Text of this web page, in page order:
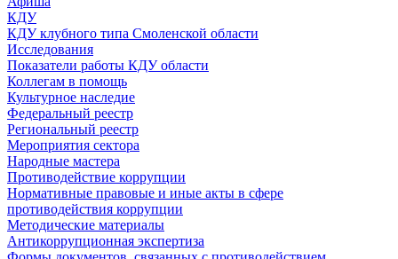
КДУ
КДУ клубного типа Смоленской области
Исследования
Показатели работы КДУ области
Коллегам в помощь
Культурное наследие
Федеральный реестр
Региональный реестр
Мероприятия сектора
Народные мастера
Противодействие коррупции
Нормативные правовые и иные акты в сфере
противодействия коррупции
Методические материалы
Антикоррупционная экспертиза